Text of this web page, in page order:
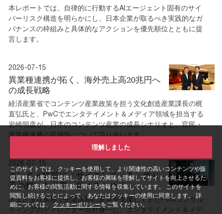
このサイトでは、クッキーを使用して、より関連性の高いコンテンツや販
促資料をお客様に提供し、お客様の興味を理解してサイトを向上させるた
めに、お客様の閲覧活動に関する情報を収集しています。 このサイトを
閲覧し続けることによって、あなたはクッキーの使用に同意します。 詳
細については、 クッキーポリシーをご覧ください。
理解しました
本レポートでは、自律的に行動するAIエージェント固有のサイ
バーリスク構造を明らかにし、日本企業が取るべき実践的なガ
バナンスの枠組みと具体的なアクションを優先順位とともに提
言します。
2026-07-15
異業種連携が拓く、海外売上高20兆円へ
の成長戦略
経済産業省でコンテンツ産業政策を担う文化創造産業課長の梶
直弘氏と、PwCでエンタテイメント＆メディア領域を担当する
岩崎明彦が、日本のコンテンツ産業の成長シナリオと、官民・
異業種連携の可能性について語り合います。
2026-07-15
エンタメ経営に「サイエンス」を。作り
手の想いを世界へ届けるために
さまざまな業界で企業体制の変革を支援してきたPwCコンサル
ティングのディレクター髙野修一に、エンタテイメント＆メデ